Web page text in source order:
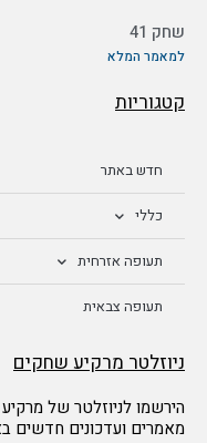
שחק 41
למאמר המלא
קטגוריות
חדש באתר
כללי
תעופה אזרחית
תעופה צבאית
ניוזלטר מרקיע שחקים
הירשמו לניוזלטר של
מאמרים ועדכונים חדשים